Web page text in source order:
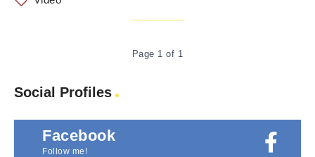
Page 1 of 1
Social Profiles
Facebook
Follow me!